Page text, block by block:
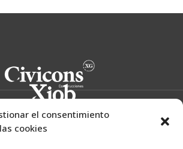
el consentimiento
cookies